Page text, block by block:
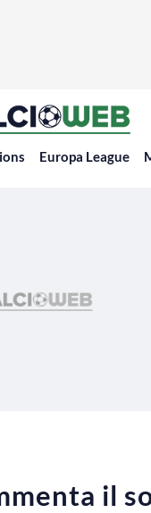
Europa League
il